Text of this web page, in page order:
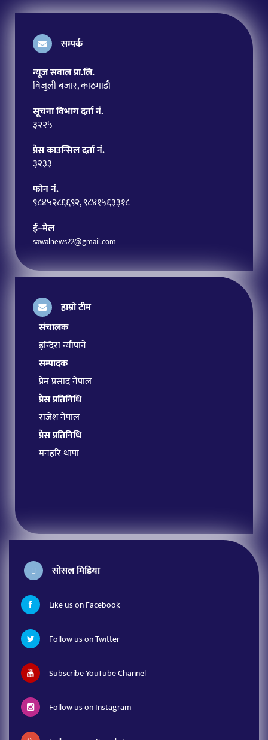
सम्पर्क
न्यूज सवाल प्रा.लि.
विजुली बजार, काठमाडौं
सूचना विभाग दर्ता नं.
३२२५
प्रेस काउन्सिल दर्ता नं.
३२३३
फोन नं.
९८४५२८६६९२, ९८४१५६३३१८
ई–मेल
sawalnews22@gmail.com
हाम्रो टीम
संचालक
इन्दिरा न्यौपाने
सम्पादक
प्रेम प्रसाद नेपाल
प्रेस प्रतिनिधि
राजेश नेपाल
प्रेस प्रतिनिधि
मनहरि थापा
सोसल मिडिया
Like us on Facebook
Follow us on Twitter
Subscribe YouTube Channel
Follow us on Instagram